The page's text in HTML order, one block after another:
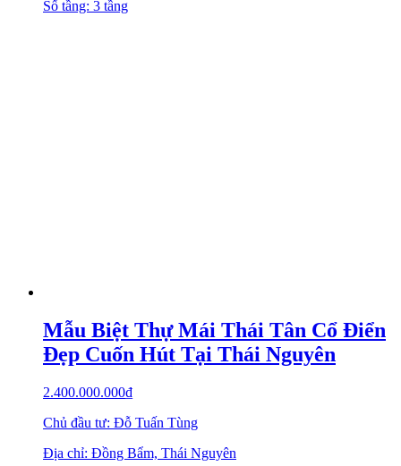
Số tầng: 3 tầng
Mẫu Biệt Thự Mái Thái Tân Cổ Điển
Đẹp Cuốn Hút Tại Thái Nguyên
2.400.000.000₫
Chủ đầu tư: Đỗ Tuấn Tùng
Địa chỉ: Đồng Bẩm, Thái Nguyên